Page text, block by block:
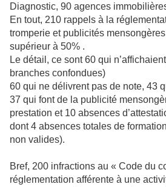
Diagnostic, 90 agences
En tout, 210 rappels à la
tromperie et publicités
supérieur à 50% .
Le détail, ce sont 60 qui
branches confondues)
60 qui ne délivrent pas de note, 43
37 qui font de la publicité
prestation et 10 absences
dont 4 absences totales de
non valides).
Bref, 200 infractions au « Code du
réglementation afférente à une